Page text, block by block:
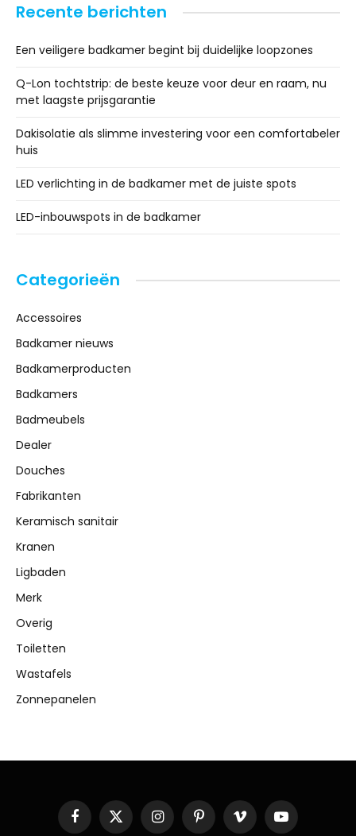
Recente berichten
Een veiligere badkamer begint bij duidelijke loopzones
Q-Lon tochtstrip: de beste keuze voor deur en raam, nu
met laagste prijsgarantie
Dakisolatie als slimme investering voor een comfortabeler
huis
LED verlichting in de badkamer met de juiste spots
LED-inbouwspots in de badkamer
Categorieën
Accessoires
Badkamer nieuws
Badkamerproducten
Badkamers
Badmeubels
Dealer
Douches
Fabrikanten
Keramisch sanitair
Kranen
Ligbaden
Merk
Overig
Toiletten
Wastafels
Zonnepanelen
Facebook
X
InstagramPinterestVimeo YouTube